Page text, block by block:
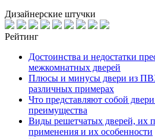
Дизайнерские штучки
Рейтинг
Достоинства и недостатки
межкомнатных дверей
Плюсы и минусы двери из
различных примерах
Что представляют собой
преимущества
Виды решетчатых дверей, их
применения и их особенности